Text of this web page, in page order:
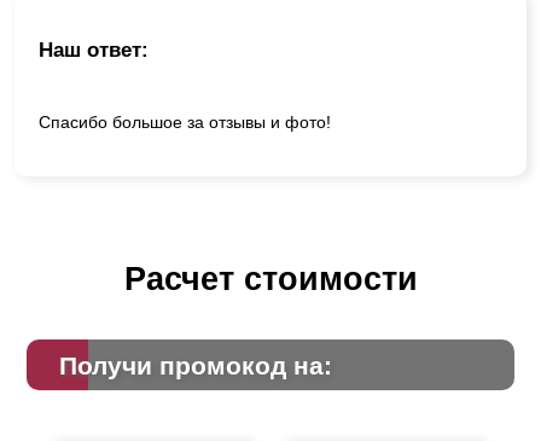
Наш ответ:
Спасибо большое за отзывы и фото!
Расчет стоимости
Получи промокод на: